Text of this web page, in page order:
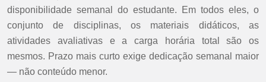
disponibilidade semanal do estudante. Em todos eles, o
conjunto de disciplinas, os materiais didáticos, as
atividades avaliativas e a carga horária total são os
mesmos. Prazo mais curto exige dedicação semanal maior
— não conteúdo menor.